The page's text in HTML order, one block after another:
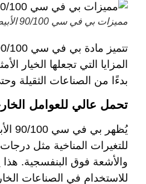
مميزات بي في سي 90/100 الأبيض
المزايا التي تجعلها الخيار
بدءًا من الصناعات الثقيلة
تحمل عالي للعوامل
للتغيرات المناخية مثل
والأشعة فوق البنفسجية. هذا
للاستخدام في الصناعات